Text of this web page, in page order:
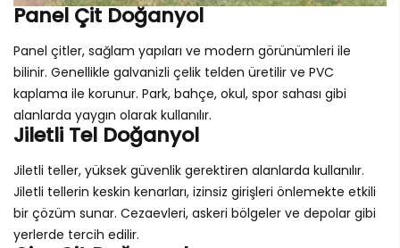
Panel Çit Doğanyol
Panel çitler, sağlam yapıları ve modern görünümleri ile
bilinir. Genellikle galvanizli çelik telden üretilir ve PVC
kaplama ile korunur. Park, bahçe, okul, spor sahası gibi
alanlarda yaygın olarak kullanılır.
Jiletli Tel Doğanyol
Jiletli teller, yüksek güvenlik gerektiren alanlarda kullanılır.
Jiletli tellerin keskin kenarları, izinsiz girişleri önlemekte etkili
bir çözüm sunar. Cezaevleri, askeri bölgeler ve depolar gibi
yerlerde tercih edilir.